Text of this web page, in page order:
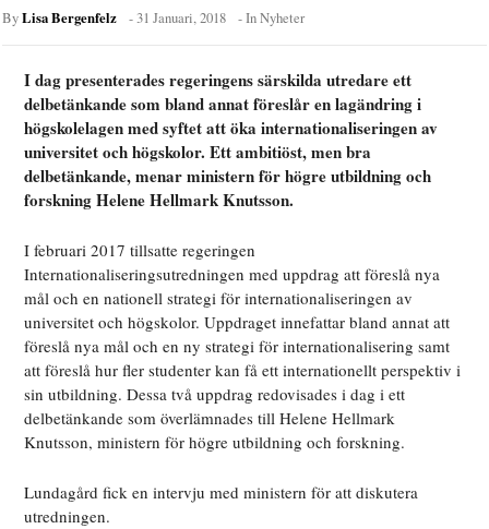
ByLisa Bergenfelz -31 Januari, 2018 - InNyheter
I dag presenterades regeringens särskilda utredare ett
delbetänkande som bland annat föreslår en lagändring i
högskolelagen med syftet attöka internationaliseringen av
universitet och högskolor. Ett ambitiöst, men bra
delbetänkande, menar ministern för högre utbildning och
forskning Helene Hellmark Knutsson.
I februari 2017 tillsatte regeringen
Internationaliseringsutredningen med uppdrag att föreslå nya
mål och en nationell strategi för internationaliseringen av
universitet och högskolor. Uppdraget innefattar bland annat att
föreslå nya mål och en ny strategi för internationalisering samt
att föreslå hur fler studenter kan få ett internationellt perspektiv i
sin utbildning. Dessa två uppdrag redovisades i dag i ett
delbetänkande som överlämnades till Helene Hellmark
Knutsson, ministern för högre utbildning och forskning.
Lundagård fick en intervju med ministern för att diskutera
utredningen.